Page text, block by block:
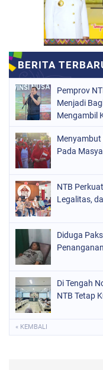
Pemprov
Menjadi
Mengambil
Menyambut
Pada
NTB
Legalitas,
Diduga
Di Tengah
NTB Tetap
« KEMBALI